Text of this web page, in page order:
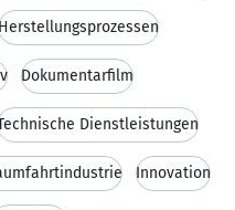
Dokumentarfilm
Dienstleistungen
Innovation